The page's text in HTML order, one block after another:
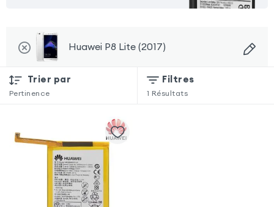
Huawei P8 Lite (2017)
Trier par
Pertinence
Filtres
1 Résultats